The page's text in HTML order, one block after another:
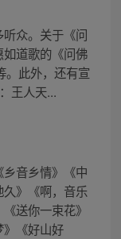
众。关于《问
道歌的《问佛
此外，还有宣
王人天...
音乡情》《中
》《啊，音乐
送你一束花》
》《好山好